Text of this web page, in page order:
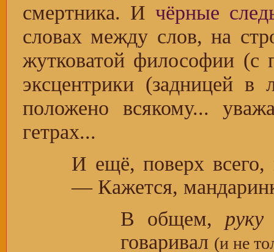
смертника. И чёрные
словах между слов, на
жутковатой философии (с
эксцентрики (задницей в
положено всякому...
гетрах...
И ещё, поверх всего,
— Кажется,
В общем,
говаривал (и не